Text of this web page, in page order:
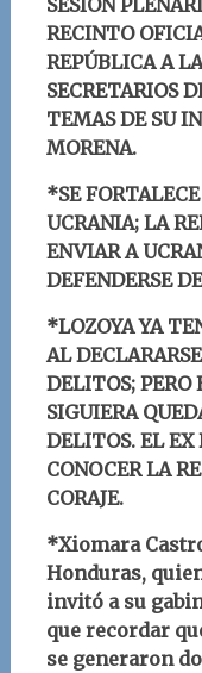
RECINTO
REPÚBLICA A
SECRETARIOS
TEMAS DE SU
MORENA.
*SE
UCRANIA; LA
ENVIAR A
DEFENDERSE
*LOZOYA YA
AL
DELITOS; PERO
SIGUIERA
DELITOS. EL EX
CONOCER LA
CORAJE.
*Xiomara
Honduras,
invitó a su
que recordar
se generaron